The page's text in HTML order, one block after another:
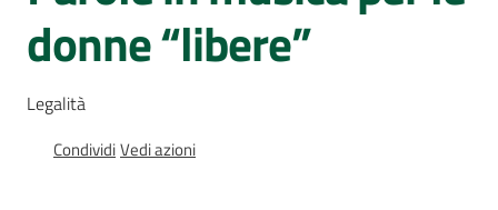
aperte
in
Mostre
itineranti
donne “libere”
Legalità
CondividiVedi azioni